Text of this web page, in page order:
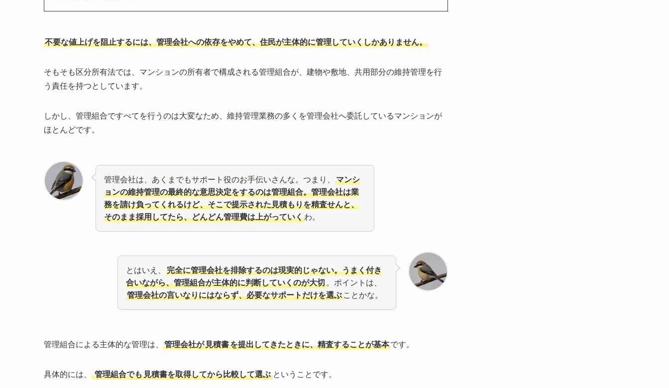
不要な値上げを阻止するには、管理会社への依存をやめて、住民が主体的に管理していくしかありません。
そもそも区分所有法では、マンションの所有者で構成される管理組合が、建物や敷地、共用部分の維持管理を行
う責任を持つとしています。
しかし、管理組合ですべてを行うのは大変なため、維持管理業務の多くを管理会社へ委託しているマンションが
ほとんどです。
管理会社は、あくまでもサポート役のお手伝いさんな。つまり、
マンシ
ョンの維持管理の最終的な意思決定をするのは管理組合。管理会社は業
務を請け負ってくれるけど、そこで提示された見積もりを精査せんと、
そのまま採用してたら、どんどん管理費は上がっていくわ。
とはいえ、
完全に管理会社を排除するのは現実的じゃない。うまく付き
合いながら、管理組合が主体的に判断していくのが大切 。ポイントは、
管理会社の言いなりにはならず、必要なサポートだけを選ぶ ことかな。
管理組合による主体的な管理は、 管理会社が見積書を提出してきたときに、精査することが基本です。
具体的には、 管理組合でも見積書を取得してから比較して選ぶ ということです。